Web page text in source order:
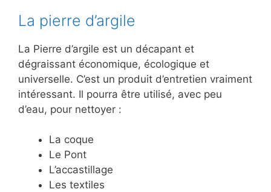
La pierre d’argile
La Pierre d’argile est un décapant et
dégraissant économique, écologique et
universelle. C’est un produit d’entretien vraiment
intéressant. Il pourra être utilisé, avec peu
d’eau, pour nettoyer :
La coque
Le Pont
L’accastillage
Les textiles